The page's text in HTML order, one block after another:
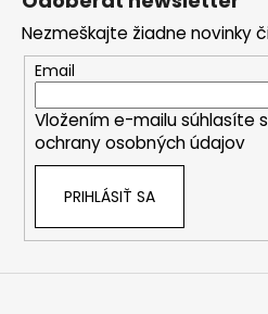
Nezmeškajte žiadne novinky
Email
Vložením e-mailu súhlasíte s
ochrany osobných údajov
PRIHLÁSIŤ SA